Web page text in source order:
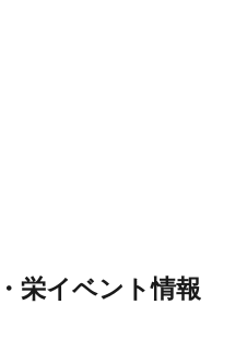
栄イベント情報